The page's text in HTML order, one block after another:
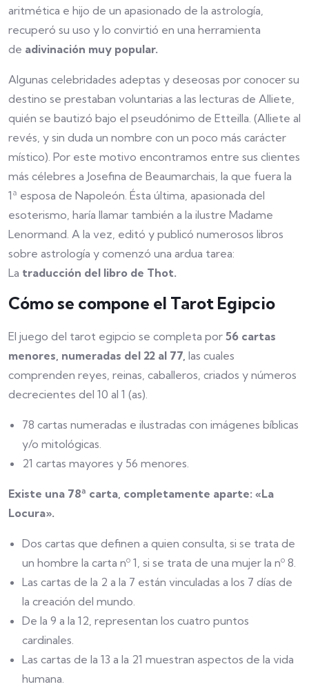
aritmética e hijo de un apasionado de la astrología,
recuperó su uso y lo convirtió en una herramienta
de adivinación muy popular.
Algunas celebridades adeptas y deseosas por conocer su
destino se prestaban voluntarias a las lecturas de Alliete,
quién se bautizó bajo el pseudónimo de Etteilla. (Alliete al
revés, y sin duda un nombre con un poco más carácter
místico). Por este motivo encontramos entre sus clientes
más célebres a Josefina de Beaumarchais, la que fuera la
1ª esposa de Napoleón. Ésta última, apasionada del
esoterismo, haría llamar también a la ilustre Madame
Lenormand. A la vez, editó y publicó numerosos libros
sobre astrología y comenzó una ardua tarea:
La traducción del libro de Thot.
Cómo se compone el Tarot Egipcio
El juego del tarot egipcio se completa por 56 cartas
menores, numeradas del 22 al 77, las cuales
comprenden reyes, reinas, caballeros, criados y números
decrecientes del 10 al 1 (as).
78 cartas numeradas e ilustradas con imágenes bíblicas
y/o mitológicas.
21 cartas mayores y 56 menores.
Existe una 78ª carta, completamente aparte: «La
Locura».
Dos cartas que definen a quien consulta, si se trata de
un hombre la carta nº 1, si se trata de una mujer la nº 8.
Las cartas de la 2 a la 7 están vinculadas a los 7 días de
la creación del mundo.
De la 9 a la 12, representan los cuatro puntos
cardinales.
Las cartas de la 13 a la 21 muestran aspectos de la vida
humana.